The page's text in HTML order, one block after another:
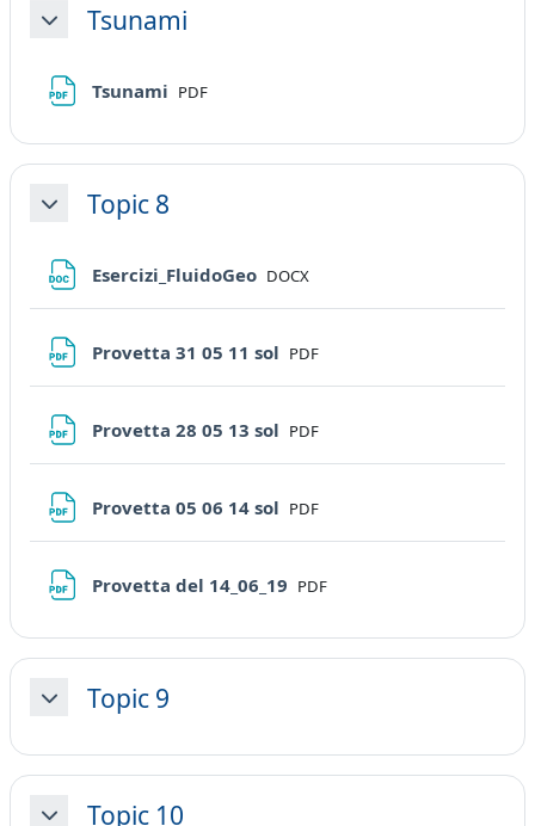
MinimizzaTsunami
Tsunami File
PDF
MinimizzaTopic 8
Esercizi_FluidoGeo File
DOCX
Provetta 31 05 11 sol File
PDF
Provetta 28 05 13 sol File
PDF
Provetta 05 06 14 sol File
PDF
Provetta del 14_06_19 File
PDF
MinimizzaTopic 9
Topic 10